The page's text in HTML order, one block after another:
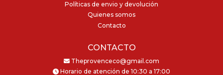
Políticas de envio y devolución
Quienes somos
Contacto
CONTACTO
Theprovenceco@gmail.com
Horario de atención de 10:30 a 17:00